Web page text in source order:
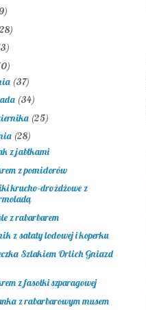
(37)
(34)
(25)
(28)
z jabłkami
z pomidorów
krucho-drożdżowe z
z rabarbarem
z sałaty lodowej i koperku
Szlakiem Orlich Gniazd
z fasolki szparagowej
z rabarbarowym musem